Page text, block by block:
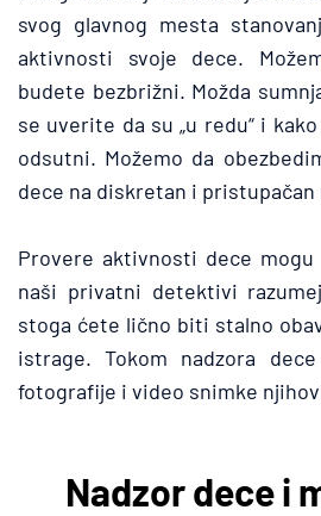
svog glavnog mesta
aktivnosti svoje dece.
budete bezbrižni. Možda
se uverite da su „u redu“ i
odsutni. Možemo da
dece na diskretan i pristupačan
Provere aktivnosti dece
naši privatni detektivi
stoga ćete lično biti stalno
istrage. Tokom nadzora
fotografije i video snimke
Nadzor dece i